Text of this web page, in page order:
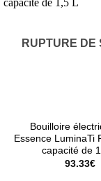
RUPTURE DE
Bouilloire
Essence LuminaTi
capacité de
93.33€